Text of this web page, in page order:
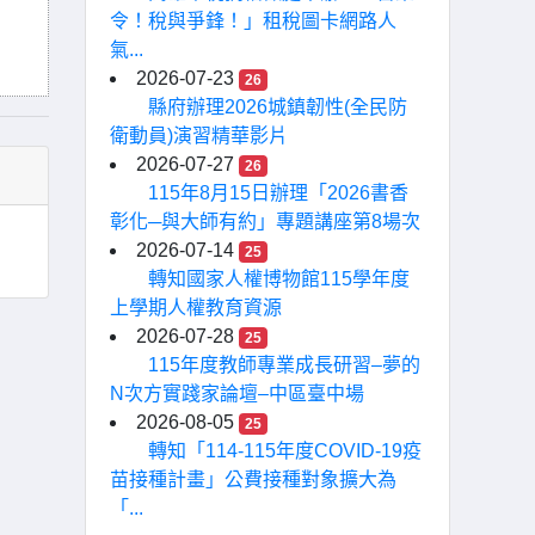
令！稅與爭鋒！」租稅圖卡網路人
氣...
2026-07-23
26
縣府辦理2026城鎮韌性(全民防
衛動員)演習精華影片
2026-07-27
26
115年8月15日辦理「2026書香
彰化─與大師有約」專題講座第8場次
2026-07-14
25
轉知國家人權博物館115學年度
上學期人權教育資源
2026-07-28
25
115年度教師專業成長研習–夢的
N次方實踐家論壇–中區臺中場
2026-08-05
25
轉知「114-115年度COVID-19疫
苗接種計畫」公費接種對象擴大為
「...